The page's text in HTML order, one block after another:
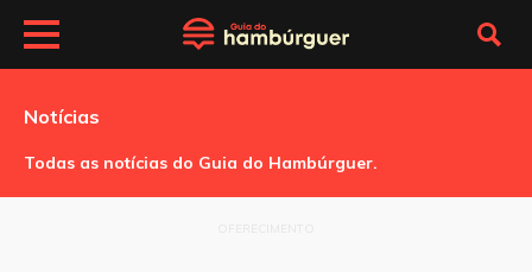
Notícias
Todas as notícias do Guia do Hambúrguer.